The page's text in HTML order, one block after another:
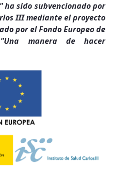
ha sido subvencionado por
III mediante el proyecto
por el Fondo Europeo de
manera de hacer